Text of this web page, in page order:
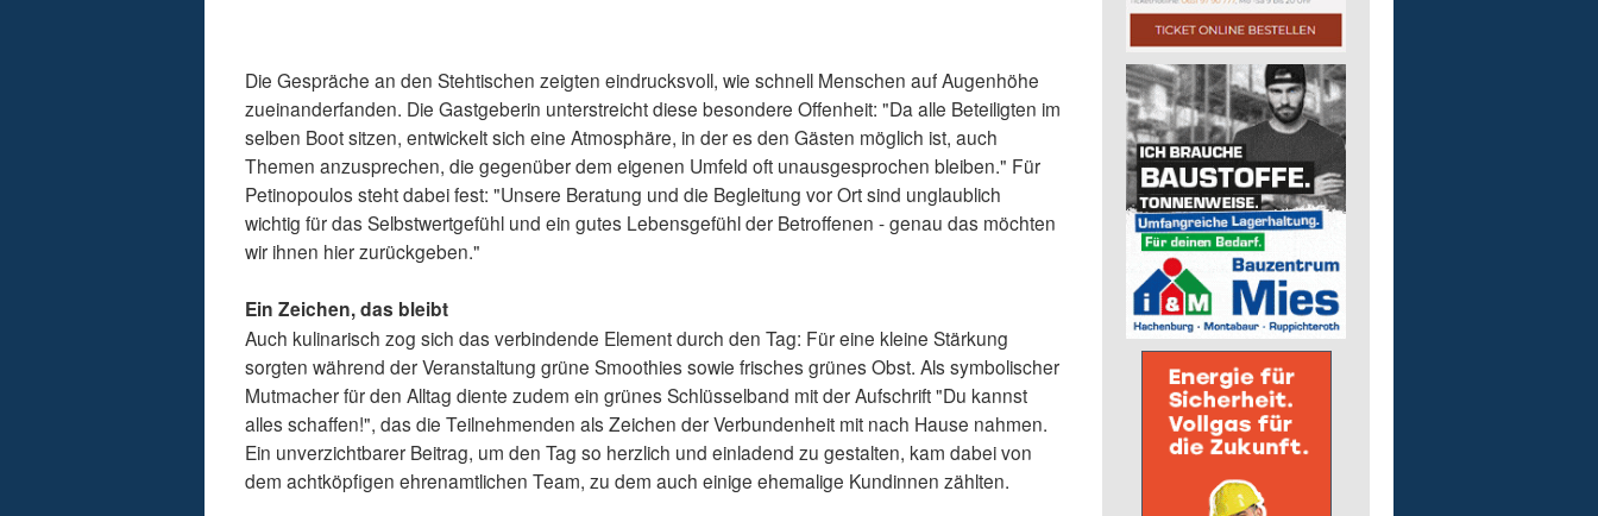
Die Gespräche an den Stehtischen zeigten eindrucksvoll, wie schnell Menschen auf Augenhöhe
zueinanderfanden. Die Gastgeberin unterstreicht diese besondere Offenheit: "Da alle Beteiligten im
selben Boot sitzen, entwickelt sich eine Atmosphäre, in der es den Gästen möglich ist, auch
Themen anzusprechen, die gegenüber dem eigenen Umfeld oft unausgesprochen bleiben." Für
Petinopoulos steht dabei fest: "Unsere Beratung und die Begleitung vor Ort sind unglaublich
wichtig für das Selbstwertgefühl und ein gutes Lebensgefühl der Betroffenen - genau das möchten
wir ihnen hier zurückgeben."
Ein Zeichen, das bleibt
Auch kulinarisch zog sich das verbindende Element durch den Tag: Für eine kleine Stärkung
sorgten während der Veranstaltung grüne Smoothies sowie frisches grünes Obst. Als symbolischer
Mutmacher für den Alltag diente zudem ein grünes Schlüsselband mit der Aufschrift "Du kannst
alles schaffen!", das die Teilnehmenden als Zeichen der Verbundenheit mit nach Hause nahmen.
Ein unverzichtbarer Beitrag, um den Tag so herzlich und einladend zu gestalten, kam dabei von
dem achtköpfigen ehrenamtlichen Team, zu dem auch einige ehemalige Kundinnen zählten.